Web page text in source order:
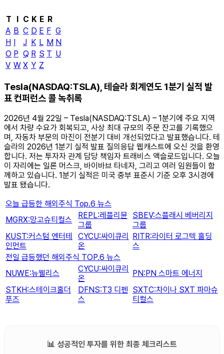
T C K E R
A B C D E F G
H
J K L M N
O P Q R S T U
V W X Y Z
Tesla(NASDAQ:TSLA), 테슬라 회계연도 1분기 실적 발
표 컨퍼런스 콜 녹취록
2026년 4월 22일 – Tesla(NASDAQ:TSLA) – 1분기에 주요 지역
에서 차량 수요가 회복되고, 사상 최대 규모의 주문 잔고를 기록했으
며, 자동차 부문의 마진이 전분기 대비 개선되었다고 발표했습니다. 테
슬라의 2026년 1분기 실적 발표 질의응답 웹캐스트에 오신 것을 환영
합니다. 저는 투자자 관계 담당 책임자 트래비스 액슬로드입니다. 오늘
이 자리에는 일론 머스크, 바이바브 타네자, 그리고 여러 임원들이 함
께하고 있습니다. 1분기 실적은 미국 중부 표준시 기준 오후 3시경에
발표 됐습니다.
오늘 급등한 해외주식 Top.6 뉴스
MGRX:망고슈티컬스
REPL:레플리뮨
그룹
SBEV:스플래시 베버리지
그룹
KUST:커스텀 엔터테
인먼트
CYCU:싸이큐리
온
RITR:라이터 로그텍 홀딩
스
전일 급등했던 해외주식 TOP.6 뉴스
NUWE:뉴웰리스
CYCU:싸이큐리
온
PN:PN 스마트 에너지
STKH:스테이크홀더
푸즈
DFNS:T3 디펜
스
SXTC:차이나 SXT 파마슈
티컬스
📊 성공적인 투자를 위한 최종 체크리스트